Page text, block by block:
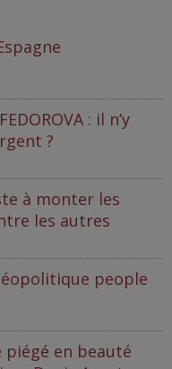
: il n’y
?
à monter les
les autres
people
piégé en beauté